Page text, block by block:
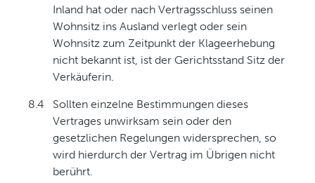
Inland hat oder nach Vertragsschluss seinen
Wohnsitz ins Ausland verlegt oder sein
Wohnsitz zum Zeitpunkt der Klageerhebung
nicht bekannt ist, ist der Gerichtsstand Sitz der
Verkäuferin.
8.4
Sollten einzelne Bestimmungen dieses
Vertrages unwirksam sein oder den
gesetzlichen Regelungen widersprechen, so
wird hierdurch der Vertrag im Übrigen nicht
berührt.